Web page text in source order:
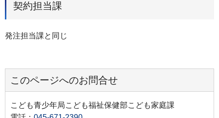
契約担当課
発注担当課と同じ
このページへのお問合せ
こども青少年局こども福祉保健部こども家庭課